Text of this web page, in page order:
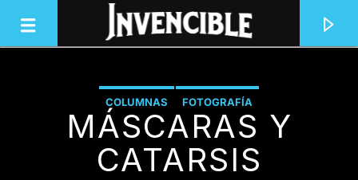
INVENCIBLE RADIO
JUNTOS SOMOS INVENCIBLES
COLUMNAS FOTOGRAFÍA
MÁSCARAS Y
CATARSIS